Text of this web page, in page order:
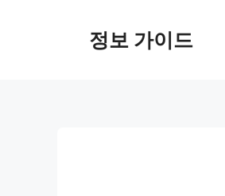
정보 가이드